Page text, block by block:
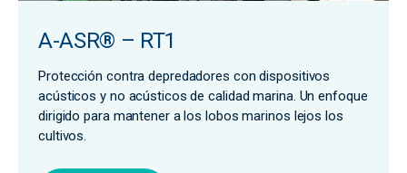
A-ASR® – RT1
Protección contra depredadores con dispositivos
acústicos y no acústicos de calidad marina. Un enfoque
dirigido para mantener a los lobos marinos lejos los
cultivos.